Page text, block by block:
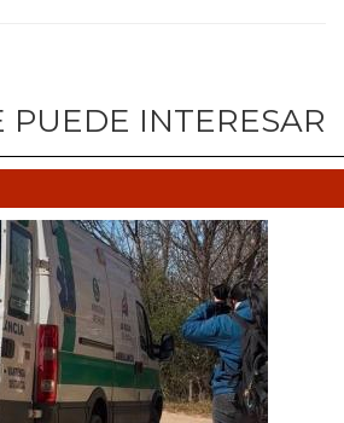
PUEDE INTERESAR